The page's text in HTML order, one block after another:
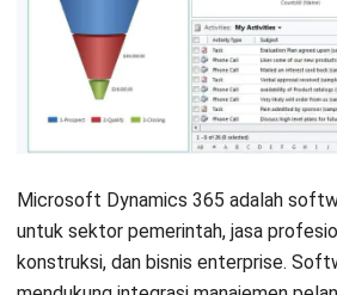
Microsoft Dynamics 365 adalah
untuk sektor pemerintah, jasa
konstruksi, dan bisnis enterprise.